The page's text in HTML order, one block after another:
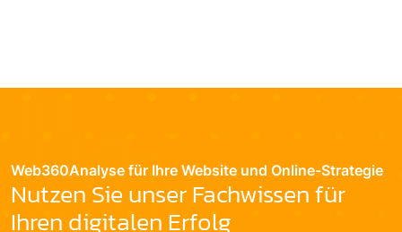
Web360Analyse für Ihre Website und Online-Strategie
Nutzen Sie unser Fachwissen für
Ihren digitalen Erfolg